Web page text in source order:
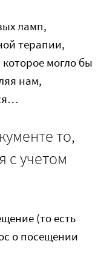
ламп,
терапии,
могло бы
нам,
то,
с учетом
(то есть
о посещении